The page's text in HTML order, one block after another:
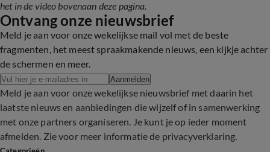
het in de video bovenaan deze pagina.
Ontvang onze nieuwsbrief
Meld je aan voor onze wekelijkse mail vol met de beste
fragmenten, het meest spraakmakende nieuws, een kijkje achter
de schermen en meer.
Aanmelden
Meld je aan voor onze wekelijkse nieuwsbrief met daarin het
laatste nieuws en aanbiedingen die wijzelf of in samenwerking
met onze partners organiseren. Je kunt je op ieder moment
afmelden. Zie voor meer informatie de privacyverklaring.